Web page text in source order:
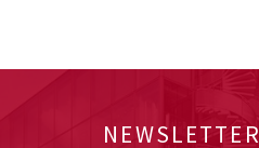
NEWSLETTER